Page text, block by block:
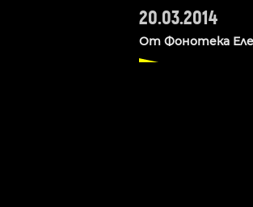
20.03.2014
От Фонотека